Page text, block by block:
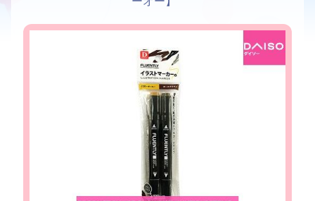
u